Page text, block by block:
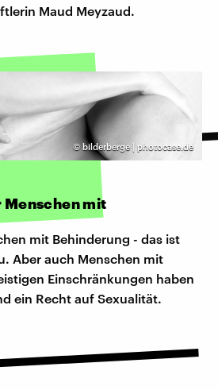
Maud Meyzaud.
© bilderberge | photocase.de
Menschen mit
mit Behinderung - das ist
Aber auch Menschen mit
Einschränkungen haben
ein Recht auf Sexualität.